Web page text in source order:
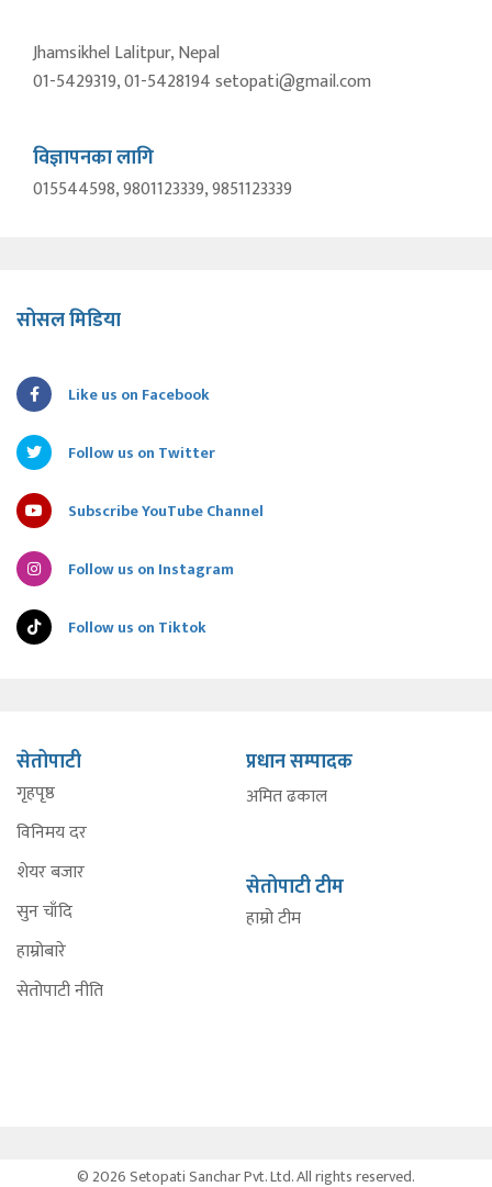
Jhamsikhel Lalitpur, Nepal
01-5429319, 01-5428194 setopati@gmail.com
विज्ञापनका लागि
015544598, 9801123339, 9851123339
सोसल मिडिया
Like us on Facebook
Follow us on Twitter
Subscribe YouTube Channel
Follow us on Instagram
Follow us on Tiktok
सेतोपाटी
गृहपृष्ठ
विनिमय दर
शेयर बजार
सुन चाँदि
हाम्रोबारे
सेतोपाटी नीति
प्रधान सम्पादक
अमित ढकाल
सेतोपाटी टीम
हाम्रो टीम
© 2026 Setopati Sanchar Pvt. Ltd. All rights reserved.